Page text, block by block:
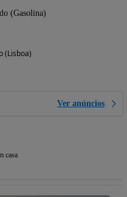
(Gasolina)
(Lisboa)
Ver anúncios
casa